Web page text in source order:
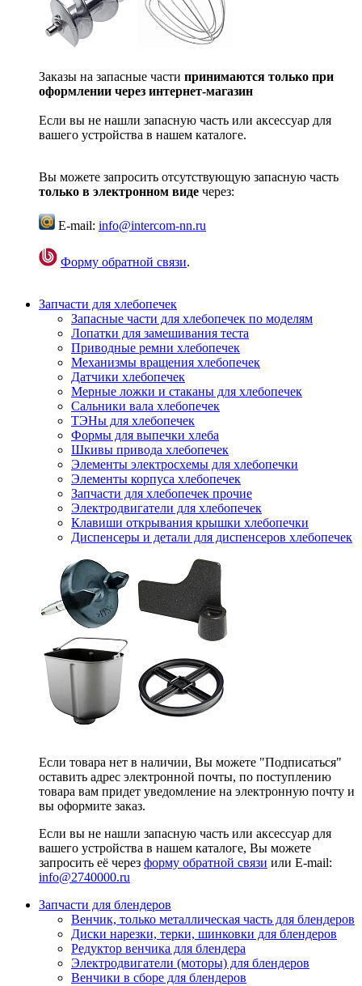
Заказы на запасные части принимаются только при
оформлении через интернет-магазин
Если вы не нашли запасную часть или аксессуар для
вашего устройства в нашем каталоге.
Вы можете запросить отсутствующую запасную часть
только в электронном виде через:
E-mail: info@intercom-nn.ru
Форму обратной связи.
Запчасти для хлебопечек
Запасные части для хлебопечек по моделям
Лопатки для замешивания теста
Приводные ремни хлебопечек
Механизмы вращения хлебопечек
Датчики хлебопечек
Мерные ложки и стаканы для хлебопечек
Сальники вала хлебопечек
ТЭНы для хлебопечек
Формы для выпечки хлеба
Шкивы привода хлебопечек
Элементы электросхемы для хлебопечки
Элементы корпуса хлебопечек
Запчасти для хлебопечек прочие
Электродвигатели для хлебопечек
Клавиши открывания крышки хлебопечки
Диспенсеры и детали для диспенсеров хлебопечек
Если товара нет в наличии, Вы можете "Подписаться"
оставить адрес электронной почты, по поступлению
товара вам придет уведомление на электронную почту и
вы оформите заказ.
Если вы не нашли запасную часть или аксессуар для
вашего устройства в нашем каталоге, Вы можете
запросить её через форму обратной связи или E-mail:
info@2740000.ru
Запчасти для блендеров
Венчик, только металлическая часть для блендеров
Диски нарезки, терки, шинковки для блендеров
Редуктор венчика для блендера
Электродвигатели (моторы) для блендеров
Венчики в сборе для блендеров